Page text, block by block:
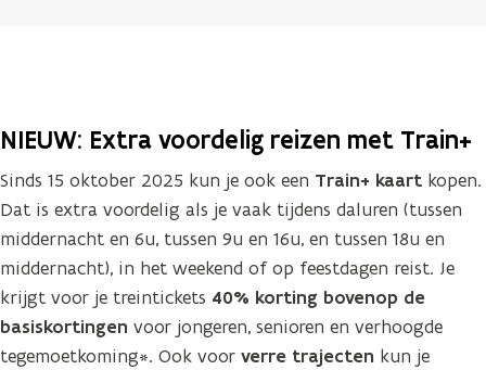
NIEUW: Extra voordelig reizen met Train+
Sinds 15 oktober 2025 kun je ook een Train+ kaart kopen.
Dat is extra voordelig als je vaak tijdens daluren (tussen
middernacht en 6u, tussen 9u en 16u, en tussen 18u en
middernacht), in het weekend of op feestdagen reist. Je
krijgt voor je treintickets 40% korting bovenop de
basiskortingen voor jongeren, senioren en verhoogde
tegemoetkoming*. Ook voor verre trajecten kun je